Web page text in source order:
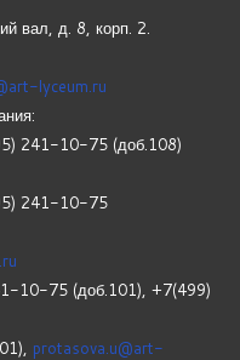
вал, д. 8, корп. 2.
lyceum.ru
241-10-75 (доб.108)
241-10-75
10-75 (доб.101), +7(499)
protasova.u@art-